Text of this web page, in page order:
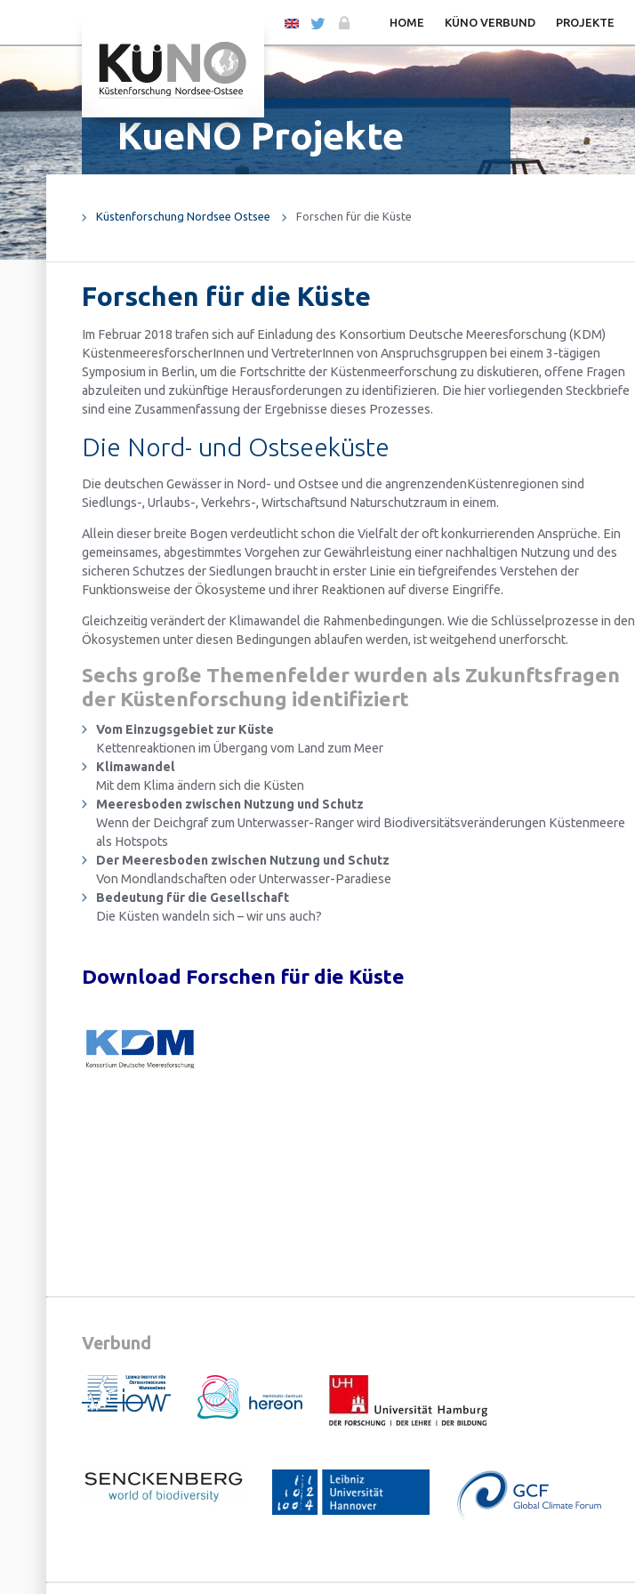
EN HOME KÜNO VERBUND PROJEKTE
KueNO Projekte
Küstenforschung Nordsee Ostsee Forschen für die Küste
Forschen für die Küste
Im Februar 2018 trafen sich auf Einladung des Konsortium Deutsche Meeresforschung (KDM)
KüstenmeeresforscherInnen und VertreterInnen von Anspruchsgruppen bei einem 3-tägigen
Symposium in Berlin, um die Fortschritte der Küstenmeerforschung zu diskutieren, offene Fragen
abzuleiten und zukünftige Herausforderungen zu identifizieren. Die hier vorliegenden Steckbriefe
sind eine Zusammenfassung der Ergebnisse dieses Prozesses.
Die Nord- und Ostseeküste
Die deutschen Gewässer in Nord- und Ostsee und die angrenzendenKüstenregionen sind
Siedlungs-, Urlaubs-, Verkehrs-, Wirtschaftsund Naturschutzraum in einem.
Allein dieser breite Bogen verdeutlicht schon die Vielfalt der oft konkurrierenden Ansprüche. Ein
gemeinsames, abgestimmtes Vorgehen zur Gewährleistung einer nachhaltigen Nutzung und des
sicheren Schutzes der Siedlungen braucht in erster Linie ein tiefgreifendes Verstehen der
Funktionsweise der Ökosysteme und ihrer Reaktionen auf diverse Eingriffe.
Gleichzeitig verändert der Klimawandel die Rahmenbedingungen. Wie die Schlüsselprozesse in den
Ökosystemen unter diesen Bedingungen ablaufen werden, ist weitgehend unerforscht.
Sechs große Themenfelder wurden als Zukunftsfragen
der Küstenforschung identifiziert
Vom Einzugsgebiet zur Küste
Kettenreaktionen im Übergang vom Land zum Meer
Klimawandel
Mit dem Klima ändern sich die Küsten
Meeresboden zwischen Nutzung und Schutz
Wenn der Deichgraf zum Unterwasser-Ranger wird Biodiversitätsveränderungen Küstenmeere
als Hotspots
Der Meeresboden zwischen Nutzung und Schutz
Von Mondlandschaften oder Unterwasser-Paradiese
Bedeutung für die Gesellschaft
Die Küsten wandeln sich – wir uns auch?
Download Forschen für die Küste
Verbund